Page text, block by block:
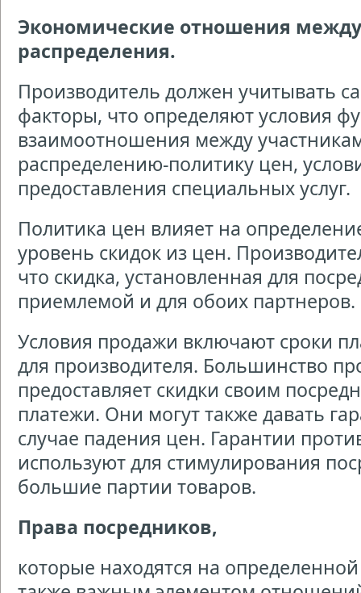
Экономические отношения
распределения.
Производитель должен учитывать
факторы, что определяют условия
взаимоотношения между
распределению-политику цен,
предоставления специальных услуг.
Политика цен влияет на
уровень скидок из цен.
что скидка, установленная для
приемлемой и для обоих партнеров.
Условия продажи включают сроки
для производителя. Большинство
предоставляет скидки своим
платежи. Они могут также давать
случае падения цен. Гарантии
используют для стимулирования
большие партии товаров.
Права посредников,
которые находятся на